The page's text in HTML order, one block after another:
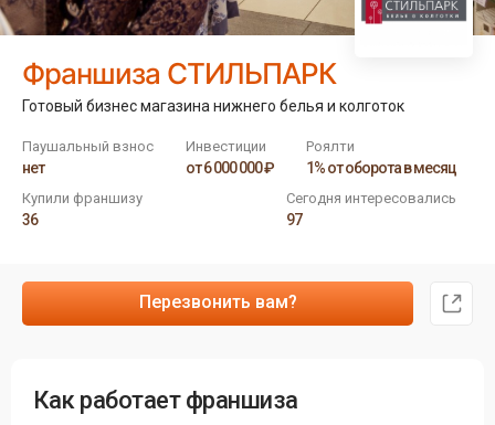
Франшиза СТИЛЬПАРК
Готовый бизнес магазина нижнего белья и колготок
Паушальный взнос
нет
Инвестиции
от 6 000 000 ₽
Роялти
1% от оборота в месяц
Купили франшизу
36
Сегодня интересовались
97
Перезвонить вам?
Как работает франшиза